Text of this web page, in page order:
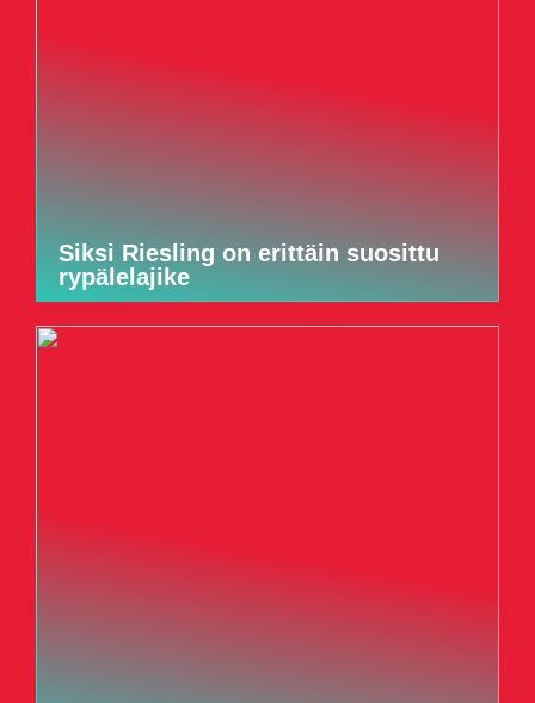
Siksi Riesling on erittäin suosittu
rypälelajike